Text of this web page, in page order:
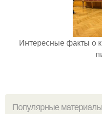
Интересные факты о
Популярные материалы